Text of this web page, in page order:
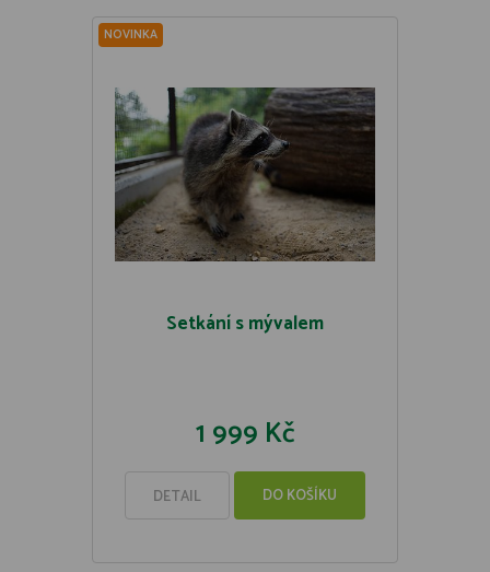
NOVINKA
Setkání s mývalem
1 999 Kč
DETAIL DO KOŠÍKU